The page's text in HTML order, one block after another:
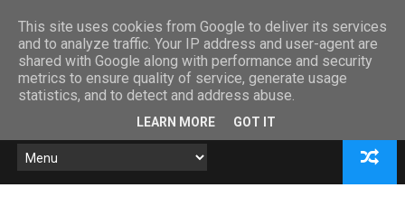
This site uses cookies from Google to deliver its services
and to analyze traffic. Your IP address and user-agent are
shared with Google along with performance and security
metrics to ensure quality of service, generate usage
statistics, and to detect and address abuse.
LEARN MORE GOT IT